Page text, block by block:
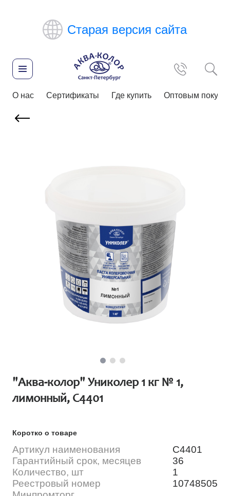
Старая версия сайта
О нас Сертификаты Где купить Оптовым
"Аква-колор" Униколер 1 кг № 1,
лимонный, С4401
Коротко о товаре
Артикул наименования
С4401
Гарантийный срок, месяцев
36
Количество, шт
1
Реестровый номер
10748505